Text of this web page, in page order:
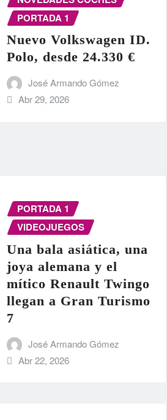
PORTADA 1
Nuevo Volkswagen ID.
Polo, desde 24.330 €
José Armando Gómez
Abr 29, 2026
PORTADA 1
VIDEOJUEGOS
Una bala asiática, una
joya alemana y el
mítico Renault Twingo
llegan a Gran Turismo
7
José Armando Gómez
Abr 22, 2026